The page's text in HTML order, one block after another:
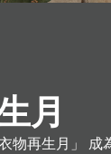
月
物再生月」